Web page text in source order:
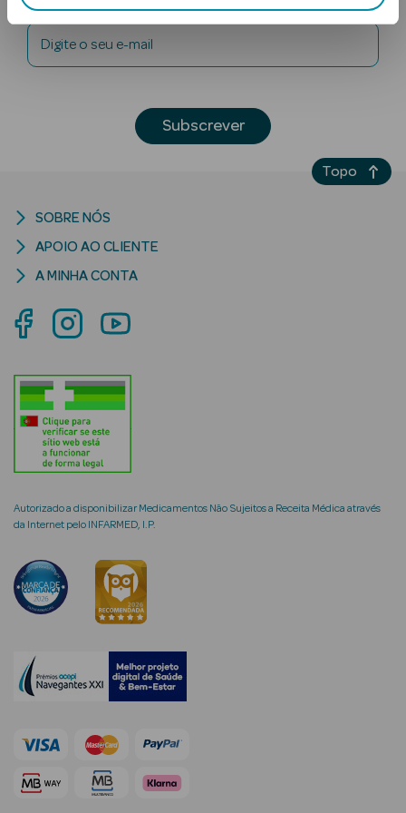
Corpo
Rosto
Lábios
Criança
Rosto e
Ver Tudo
Cosmética
Rosto
Hidratantes
Séruns Faciais
Creme de Olhos
Anti-
envelhecimento
Digite o seu e-mail
Subscrever
Autorizado a disponibilizar Medicamentos Não Sujeitos a Receita Médica através
da Internet pelo INFARMED, I.P.
SOBRE NÓS
APOIO AO CLIENTE
A MINHA CONTA
Topo